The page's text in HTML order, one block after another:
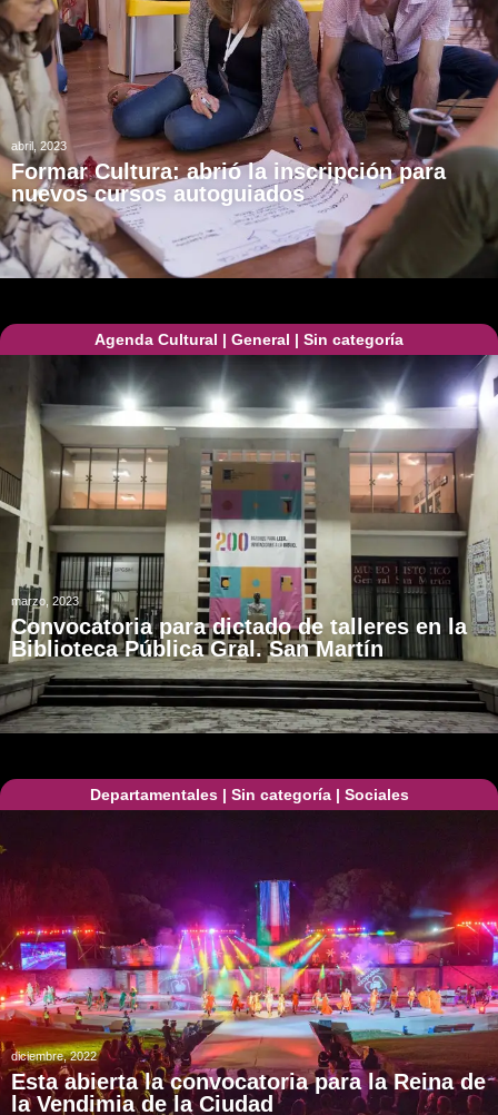
abril, 2023
Formar Cultura: abrió la inscripción para
nuevos cursos autoguiados
Agenda Cultural | General | Sin categoría
marzo, 2023
Convocatoria para dictado de talleres en la
Biblioteca Pública Gral. San Martín
Departamentales| Sin categoría| Sociales
diciembre, 2022
Esta abierta la convocatoria para la Reina de
la Vendimia de la Ciudad